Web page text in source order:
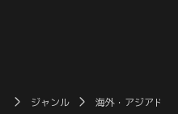
ジャンル 海外・アジアドラ